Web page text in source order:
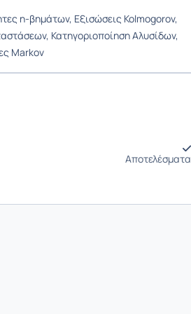
n-βημάτων, Εξισώσεις Kolmogorov,
Κατηγοριοποίηση Αλυσίδων,
Markov
Αποτελέσματα